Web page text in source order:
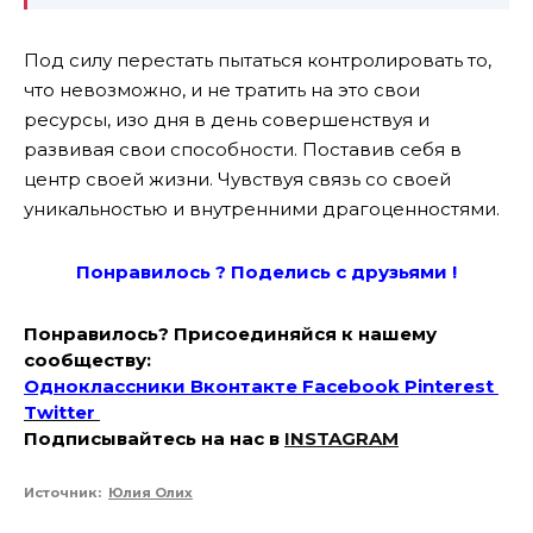
Под силу перестать пытаться контролировать то,
что невозможно, и не тратить на это свои
ресурсы, изо дня в день совершенствуя и
развивая свои способности. Поставив себя в
центр своей жизни. Чувствуя связь со своей
уникальностью и внутренними драгоценностями.
Понравилось ? Поделись с друзьями !
Понравилось? Присоединяйся к нашему
сообществу:
Одноклассники Вконтакте Facebook Pinterest
Twitter
Подписывайтесь на наc в INSTAGRAM
Источник: Юлия Олих